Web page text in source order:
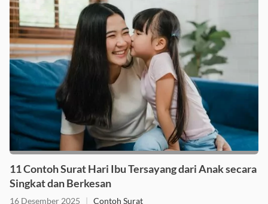
11 Contoh Surat Hari Ibu Tersayang dari Anak secara
Singkat dan Berkesan
16 Desember 2025 | Contoh Surat